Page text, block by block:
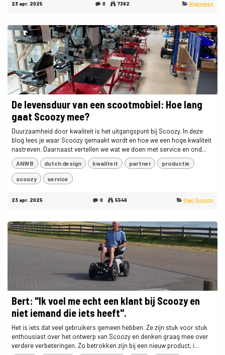
23 apr. 2025 0 7382 Algemeen
De levensduur van een scootmobiel: Hoe lang
gaat Scoozy mee?
Duurzaamheid door kwaliteit is het uitgangspunt bij Scoozy. In deze
blog lees je waar Scoozy gemaakt wordt en hoe we een hoge kwaliteit
nastreven. Daarnaast vertellen we wat we doen met service en ond...
ANWB dutch design kwaliteit partner productie
scoozy service
23 apr. 2025 0 5546 Over Scoozy
Bert: "Ik voel me echt een klant bij Scoozy en
niet iemand die iets heeft".
Het is iets dat veel gebruikers gemeen hebben. Ze zijn stuk voor stuk
enthousiast over het ontwerp van Scoozy en denken graag mee over
verdere verbeteringen. Zo betrokken zijn bij een nieuw product, i...